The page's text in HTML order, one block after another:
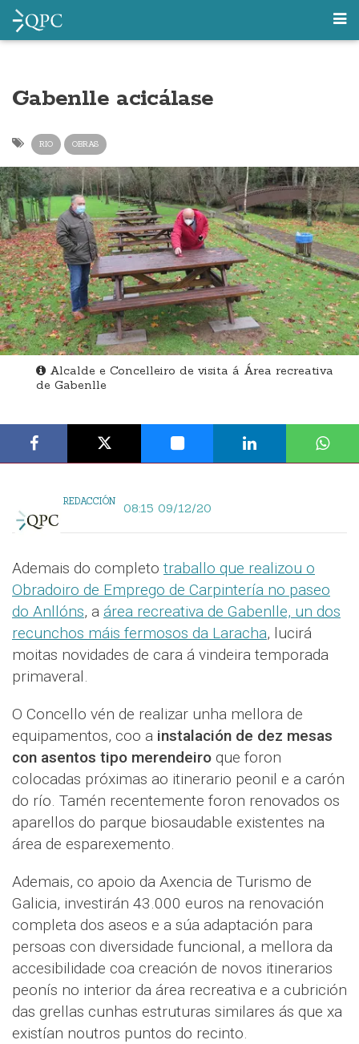
Gabenlle acicálase
RIO OBRAS
Alcalde e Concelleiro de visita á Área recreativa
de Gabenlle
REDACCIÓN 08:15 09/12/20
Ademais do completo traballo que realizou o
Obradoiro de Emprego de Carpintería no paseo
do Anllóns, a área recreativa de Gabenlle, un dos
recunchos máis fermosos da Laracha, lucirá
moitas novidades de cara á vindeira temporada
primaveral.
O Concello vén de realizar unha mellora de
equipamentos, coo a instalación de dez mesas
con asentos tipo merendeiro que foron
colocadas próximas ao itinerario peonil e a carón
do río. Tamén recentemente foron renovados os
aparellos do parque biosaudable existentes na
área de esparexemento.
Ademais, co apoio da Axencia de Turismo de
Galicia, investirán 43.000 euros na renovación
completa dos aseos e a súa adaptación para
persoas con diversidade funcional, a mellora da
accesibilidade coa creación de novos itinerarios
peonís no interior da área recreativa e a cubrición
das grellas cunhas estruturas similares ás que xa
existían noutros puntos do recinto.